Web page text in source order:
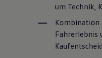
um Technik,
Kombination
Fahrerlebnis